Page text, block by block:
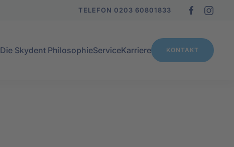
TELEFON 0203 60801833
Die Skydent PhilosophieServiceKarriere KONTAKT